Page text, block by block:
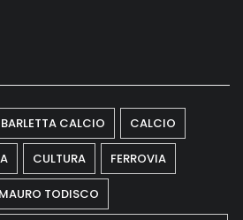
BARLETTA CALCIO CALCIO
CULTURA FERROVIA
MAURO TODISCO